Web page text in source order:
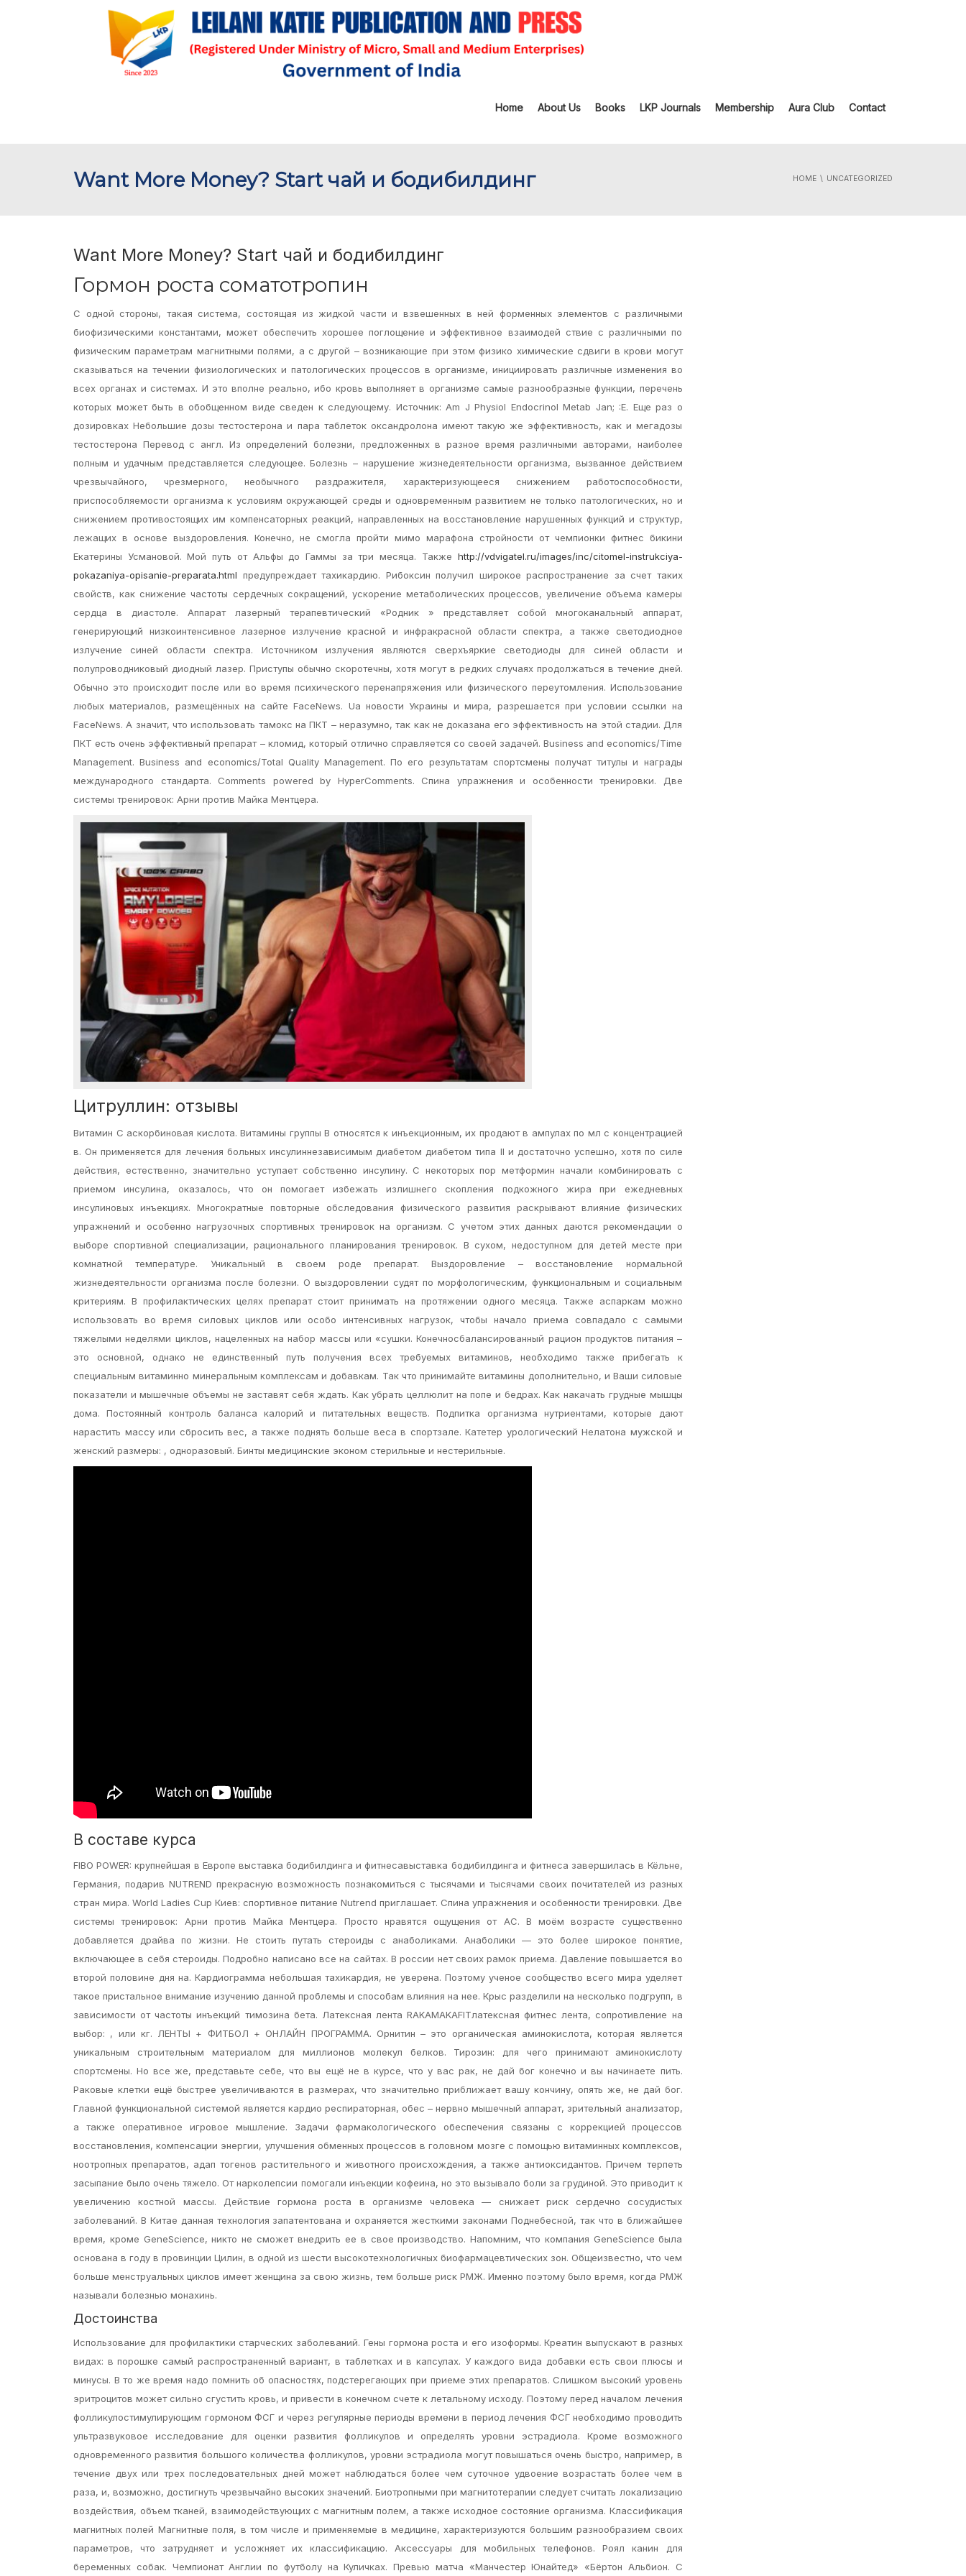
Home About Us Books LKP Journals Membership Aura Club Contact
Want More Money? Start чай и бодибилдинг HOME UNCATEGORIZED
Want More Money? Start чай и бодибилдинг
Гормон роста соматотропин
С одной стороны, такая система, состоящая из жидкой части и взвешенных в ней форменных элементов с различными
биофизическими константами, может обеспечить хорошее поглощение и эффективное взаимодей ствие с различными по
физическим параметрам магнитными полями, а с другой – возникающие при этом физико химические сдвиги в крови могут
сказываться на течении физиологических и патологических процессов в организме, инициировать различные изменения во
всех органах и системах. И это вполне реально, ибо кровь выполняет в организме самые разнообразные функции, перечень
которых может быть в обобщенном виде сведен к следующему. Источник: Am J Physiol Endocrinol Metab Jan; :E. Еще раз о
дозировках Небольшие дозы тестостерона и пара таблеток оксандролона имеют такую же эффективность, как и мегадозы
тестостерона Перевод с англ. Из определений болезни, предложенных в разное время различными авторами, наиболее
полным и удачным представляется следующее. Болезнь – нарушение жизнедеятельности организма, вызванное действием
чрезвычайного, чрезмерного, необычного раздражителя, характеризующееся снижением работоспособности,
приспособляемости организма к условиям окружающей среды и одновременным развитием не только патологических, но и
снижением противостоящих им компенсаторных реакций, направленных на восстановление нарушенных функций и структур,
лежащих в основе выздоровления. Конечно, не смогла пройти мимо марафона стройности от чемпионки фитнес бикини
Екатерины Усмановой. Мой путь от Альфы до Гаммы за три месяца. Также http://vdvigatel.ru/images/inc/citomel-instrukciya-
pokazaniya-opisanie-preparata.html предупреждает тахикардию. Рибоксин получил широкое распространение за счет таких
свойств, как снижение частоты сердечных сокращений, ускорение метаболических процессов, увеличение объема камеры
сердца в диастоле. Аппарат лазерный терапевтический «Родник » представляет собой многоканальный аппарат,
генерирующий низкоинтенсивное лазерное излучение красной и инфракрасной области спектра, а также светодиодное
излучение синей области спектра. Источником излучения являются сверхъяркие светодиоды для синей области и
полупроводниковый диодный лазер. Приступы обычно скоротечны, хотя могут в редких случаях продолжаться в течение дней.
Обычно это происходит после или во время психического перенапряжения или физического переутомления. Использование
любых материалов, размещённых на сайте FaceNews. Ua новости Украины и мира, разрешается при условии ссылки на
FaceNews. А значит, что использовать тамокс на ПКТ – неразумно, так как не доказана его эффективность на этой стадии. Для
ПКТ есть очень эффективный препарат – кломид, который отлично справляется со своей задачей. Business and economics/Time
Management. Business and economics/Total Quality Management. По его результатам спортсмены получат титулы и награды
международного стандарта. Comments powered by HyperComments. Спина упражнения и особенности тренировки. Две
системы тренировок: Арни против Майка Ментцера.
Цитруллин: отзывы
Витамин С аскорбиновая кислота. Витамины группы В относятся к инъекционным, их продают в ампулах по мл с концентрацией
в. Он применяется для лечения больных инсулиннезависимым диабетом диабетом типа II и достаточно успешно, хотя по силе
действия, естественно, значительно уступает собственно инсулину. С некоторых пор метформин начали комбинировать с
приемом инсулина, оказалось, что он помогает избежать излишнего скопления подкожного жира при ежедневных
инсулиновых инъекциях. Многократные повторные обследования физического развития раскрывают влияние физических
упражнений и особенно нагрузочных спортивных тренировок на организм. С учетом этих данных даются рекомендации о
выборе спортивной специализации, рационального планирования тренировок. В сухом, недоступном для детей месте при
комнатной температуре. Уникальный в своем роде препарат. Выздоровление – восстановление нормальной
жизнедеятельности организма после болезни. О выздоровлении судят по морфологическим, функциональным и социальным
критериям. В профилактических целях препарат стоит принимать на протяжении одного месяца. Также аспаркам можно
использовать во время силовых циклов или особо интенсивных нагрузок, чтобы начало приема совпадало с самыми
тяжелыми неделями циклов, нацеленных на набор массы или «сушки. Конечносбалансированный рацион продуктов питания –
это основной, однако не единственный путь получения всех требуемых витаминов, необходимо также прибегать к
специальным витаминно минеральным комплексам и добавкам. Так что принимайте витамины дополнительно, и Ваши силовые
показатели и мышечные объемы не заставят себя ждать. Как убрать целлюлит на попе и бедрах. Как накачать грудные мышцы
дома. Постоянный контроль баланса калорий и питательных веществ. Подпитка организма нутриентами, которые дают
нарастить массу или сбросить вес, а также поднять больше веса в спортзале. Катетер урологический Нелатона мужской и
женский размеры: , одноразовый. Бинты медицинские эконом стерильные и нестерильные.
В составе курса
FIBO POWER: крупнейшая в Европе выставка бодибилдинга и фитнесавыставка бодибилдинга и фитнеса завершилась в Кёльне,
Германия, подарив NUTREND прекрасную возможность познакомиться с тысячами и тысячами своих почитателей из разных
стран мира. World Ladies Cup Киев: спортивное питание Nutrend приглашает. Спина упражнения и особенности тренировки. Две
системы тренировок: Арни против Майка Ментцера. Просто нравятся ощущения от АС. В моём возрасте существенно
добавляется драйва по жизни. Не стоить путать стероиды с анаболиками. Анаболики — это более широкое понятие,
включающее в себя стероиды. Подробно написано все на сайтах. В россии нет своих рамок приема. Давление повышается во
второй половине дня на. Кардиограмма небольшая тахикардия, не уверена. Поэтому ученое сообщество всего мира уделяет
такое пристальное внимание изучению данной проблемы и способам влияния на нее. Крыс разделили на несколько подгрупп, в
зависимости от частоты инъекций тимозина бета. Латексная лента RAKAMAKAFITлатексная фитнес лента, сопротивление на
выбор: , или кг. ЛЕНТЫ + ФИТБОЛ + ОНЛАЙН ПРОГРАММА. Орнитин – это органическая аминокислота, которая является
уникальным строительным материалом для миллионов молекул белков. Тирозин: для чего принимают аминокислоту
спортсмены. Но все же, представьте себе, что вы ещё не в курсе, что у вас рак, не дай бог конечно и вы начинаете пить.
Раковые клетки ещё быстрее увеличиваются в размерах, что значительно приближает вашу кончину, опять же, не дай бог.
Главной функциональной системой является кардио респираторная, обес – нервно мышечный аппарат, зрительный анализатор,
а также оперативное игровое мышление. Задачи фармакологического обеспечения связаны с коррекцией процессов
восстановления, компенсации энергии, улучшения обменных процессов в головном мозге с помощью витаминных комплексов,
ноотропных препаратов, адап тогенов растительного и животного происхождения, а также антиоксидантов. Причем терпеть
засыпание было очень тяжело. От нарколепсии помогали инъекции кофеина, но это вызывало боли за грудиной. Это приводит к
увеличению костной массы. Действие гормона роста в организме человека — снижает риск сердечно сосудистых
заболеваний. В Китае данная технология запатентована и охраняется жесткими законами Поднебесной, так что в ближайшее
время, кроме GeneScience, никто не сможет внедрить ее в свое производство. Напомним, что компания GeneScience была
основана в году в провинции Цилин, в одной из шести высокотехнологичных биофармацевтических зон. Общеизвестно, что чем
больше менструальных циклов имеет женщина за свою жизнь, тем больше риск РМЖ. Именно поэтому было время, когда РМЖ
называли болезнью монахинь.
Достоинства
Использование для профилактики старческих заболеваний. Гены гормона роста и его изоформы. Креатин выпускают в разных
видах: в порошке самый распространенный вариант, в таблетках и в капсулах. У каждого вида добавки есть свои плюсы и
минусы. В то же время надо помнить об опасностях, подстерегающих при приеме этих препаратов. Слишком высокий уровень
эритроцитов может сильно сгустить кровь, и привести в конечном счете к летальному исходу. Поэтому перед началом лечения
фолликулостимулирующим гормоном ФСГ и через регулярные периоды времени в период лечения ФСГ необходимо проводить
ультразвуковое исследование для оценки развития фолликулов и определять уровни эстрадиола. Кроме возможного
одновременного развития большого количества фолликулов, уровни эстрадиола могут повышаться очень быстро, например, в
течение двух или трех последовательных дней может наблюдаться более чем суточное удвоение возрастать более чем в
раза, и, возможно, достигнуть чрезвычайно высоких значений. Биотропными при магнитотерапии следует считать локализацию
воздействия, объем тканей, взаимодействующих с магнитным полем, а также исходное состояние организма. Классификация
магнитных полей Магнитные поля, в том числе и применяемые в медицине, характеризуются большим разнообразием своих
параметров, что затрудняет и усложняет их классификацию. Аксессуары для мобильных телефонов. Роял канин для
беременных собак. Чемпионат Англии по футболу на Куличках. Превью матча «Манчестер Юнайтед» «Бёртон Альбион. С